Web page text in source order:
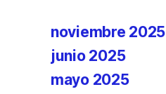
noviembre 2025
junio 2025
mayo 2025